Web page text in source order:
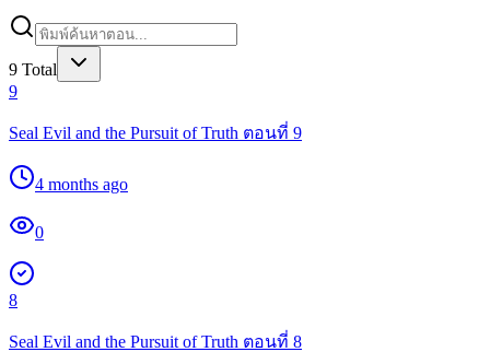
9 Total
9
Seal Evil and the Pursuit of Truth ตอนที่ 9
4 months ago
0
8
Seal Evil and the Pursuit of Truth ตอนที่ 8